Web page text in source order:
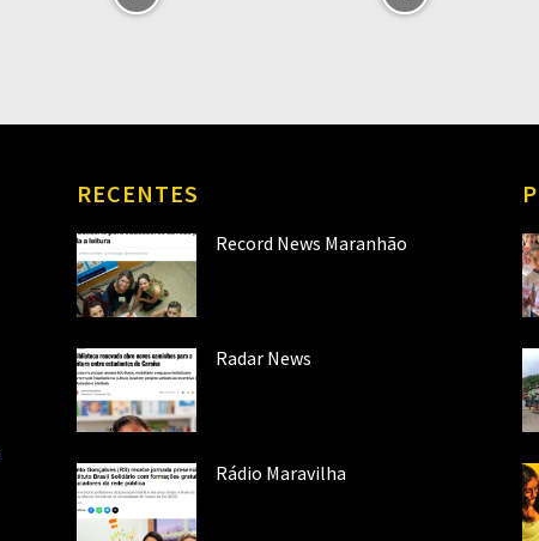
RECENTES
Record News Maranhão
Radar News
Rádio Maravilha